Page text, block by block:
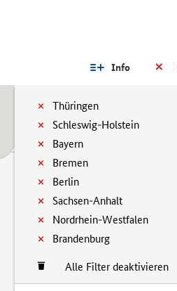
Info
Thüringen
Schleswig-Holstein
Bayern
Bremen
Berlin
Sachsen-Anhalt
Nordrhein-Westfalen
Brandenburg
Alle Filter deaktivieren